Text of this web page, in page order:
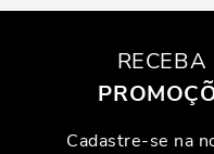
RECEBA
Cadastre-se na